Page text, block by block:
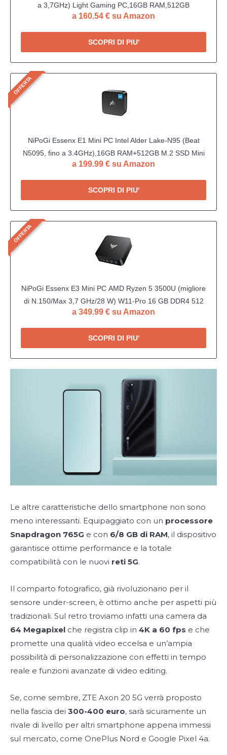
a 3,7GHz) Light Gaming PC,16GB RAM,512GB
SSD,Supporto Triple Display,USB3.2/Doppia Ethernet/Wi-
Fi5/BT 5.0,Mini Desktop per Ufficio Domestico
a 160.54 € su Amazon
SCOPRI DI PIU'
OFFERTA
NiPoGi Essenx E1 Mini PC Ιntel Alder Lake-Ν95 (Βeat
N5095, fino a 3.4GHz),16GB RAM+512GB M.2 SSD Mini
Computer, WiFi 5,Bluetooth4.2, Dual 4K@60Hz Display
HDMI2.0 +DP1.4
a 199.99 € su Amazon
SCOPRI DI PIU'
OFFERTA
NiPoGi Essenx E3 Mini PC АMD Ryzen 5 3500U (migliore
di N.150/Max 3,7 GHz/28 W) W11-Pro 16 GB DDR4 512
GB SSD, Mini computer con Dual LAN/tre schermo 4K /
WiFi/Bluetooth/USB3.2 per ufficio, home
a 349.99 € su Amazon
SCOPRI DI PIU'
Le altre caratteristiche dello smartphone non sono
meno interessanti. Equipaggiato con un processore
Snapdragon 765G e con 6/8 GB di RAM, il dispositivo
garantisce ottime performance e la totale
compatibilità con le nuovi reti 5G.
Il comparto fotografico, già rivoluzionario per il
sensore under-screen, è ottimo anche per aspetti più
tradizionali. Sul retro troviamo infatti una camera da
64 Megapixel che registra clip in 4K a 60 fps e che
promette una qualità video eccelsa e un’ampia
possibilità di personalizzazione con effetti in tempo
reale e funzioni avanzate di video editing.
Se, come sembre, ZTE Axon 20 5G verrà proposto
nella fascia dei 300-400 euro, sarà sicuramente un
rivale di livello per altri smartphone appena immessi
sul mercato, come OnePlus Nord e Google Pixel 4a.